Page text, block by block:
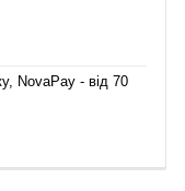
NovaPay - від 70